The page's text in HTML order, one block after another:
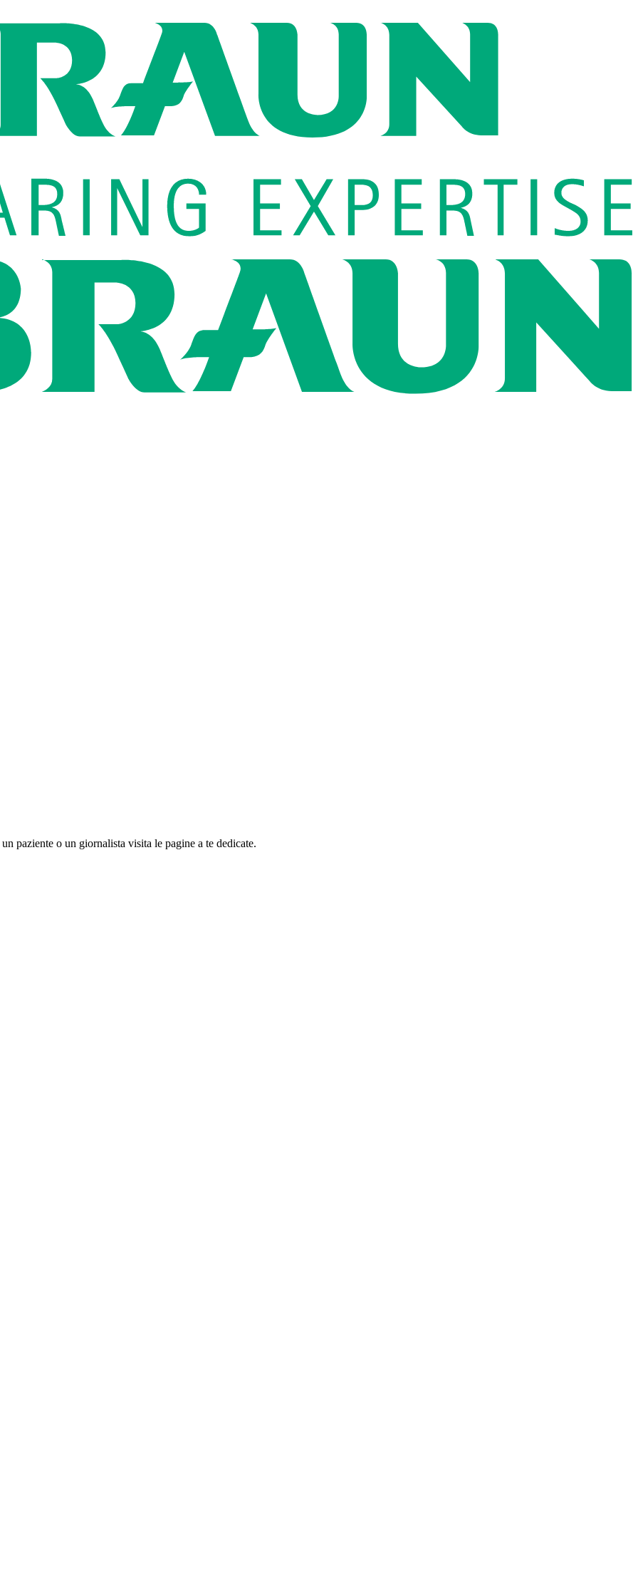
il nostro portfolio completo.
ti aiuterà a trovare il dispositivo più adatto a te.
Global Job Market e trova le posizioni aperte per ogni profilo di carriera.
un nostro referente.
paziente o un giornalista visita le pagine a te dedicate.